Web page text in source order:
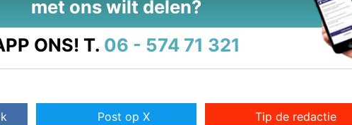
met ons wilt delen?
ONS! T. 06 - 574 71 321
Post op X Tip de redactie